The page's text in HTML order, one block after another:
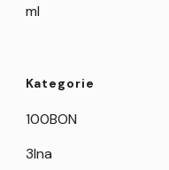
ml
Kategorie
100BON
3Ina